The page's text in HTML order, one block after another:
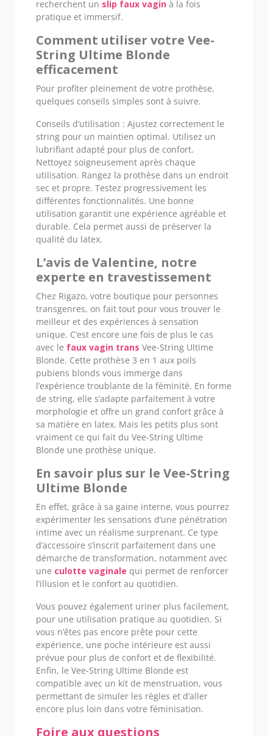
recherchent un slip faux vagin à la fois
pratique et immersif.
Comment utiliser votre Vee-
String Ultime Blonde
efficacement
Pour profiter pleinement de votre prothèse,
quelques conseils simples sont à suivre.
Conseils d’utilisation : Ajustez correctement le
string pour un maintien optimal. Utilisez un
lubrifiant adapté pour plus de confort.
Nettoyez soigneusement après chaque
utilisation. Rangez la prothèse dans un endroit
sec et propre. Testez progressivement les
différentes fonctionnalités. Une bonne
utilisation garantit une expérience agréable et
durable. Cela permet aussi de préserver la
qualité du latex.
L’avis de Valentine, notre
experte en travestissement
Chez Rigazo, votre boutique pour personnes
transgenres, on fait tout pour vous trouver le
meilleur et des expériences à sensation
unique. C’est encore une fois de plus le cas
avec le faux vagin trans Vee-String Ultime
Blonde. Cette prothèse 3 en 1 aux poils
pubiens blonds vous immerge dans
l’expérience troublante de la féminité. En forme
de string, elle s’adapte parfaitement à votre
morphologie et offre un grand confort grâce à
sa matière en latex. Mais les petits plus sont
vraiment ce qui fait du Vee-String Ultime
Blonde une prothèse unique.
En savoir plus sur le Vee-String
Ultime Blonde
En effet, grâce à sa gaine interne, vous pourrez
expérimenter les sensations d’une pénétration
intime avec un réalisme surprenant. Ce type
d’accessoire s’inscrit parfaitement dans une
démarche de transformation, notamment avec
une culotte vaginale qui permet de renforcer
l’illusion et le confort au quotidien.
Vous pouvez également uriner plus facilement,
pour une utilisation pratique au quotidien. Si
vous n’êtes pas encore prête pour cette
expérience, une poche intérieure est aussi
prévue pour plus de confort et de flexibilité.
Enfin, le Vee-String Ultime Blonde est
compatible avec un kit de menstruation, vous
permettant de simuler les règles et d’aller
encore plus loin dans votre féminisation.
Foire aux questions